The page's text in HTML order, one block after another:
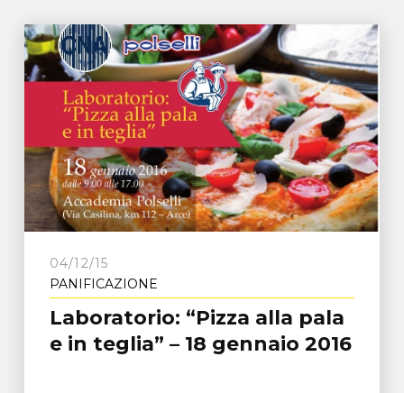
04/12/15
PANIFICAZIONE
Laboratorio: “Pizza alla pala
e in teglia” – 18 gennaio 2016